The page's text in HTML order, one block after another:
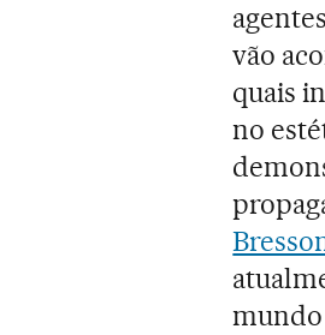
vão
quais
no
mundo